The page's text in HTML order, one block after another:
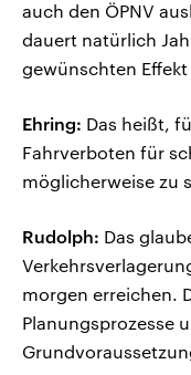
auch den ÖPNV
dauert natürlich
gewünschten
Ehring: Das heißt,
Fahrverboten für
möglicherweise zu
Rudolph: Das
morgen erreichen.
Planungsprozesse